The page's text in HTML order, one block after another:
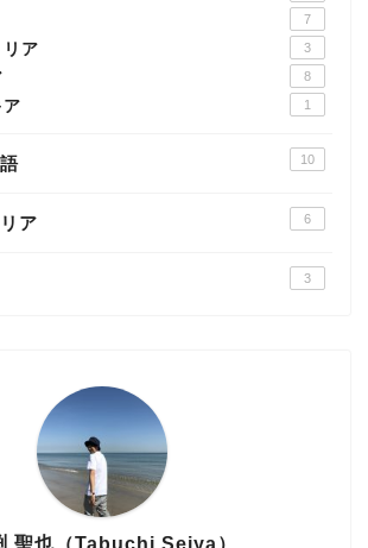
7
ア 3
8
ア 1
10
ア 6
3